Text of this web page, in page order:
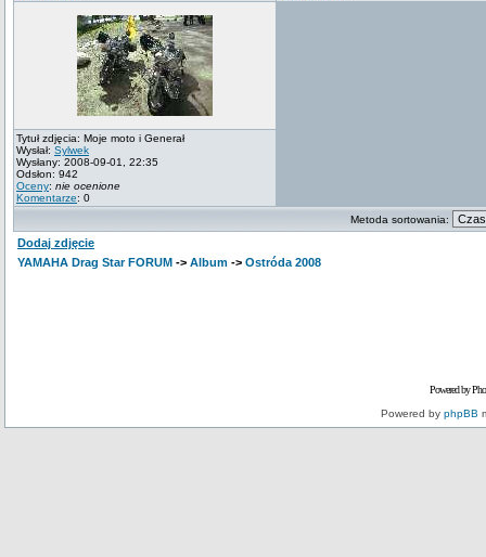
Tytuł zdjęcia: Moje moto i Generał
Wysłał: Sylwek
Wysłany: 2008-09-01, 22:35
Odsłon: 942
Oceny: nie ocenione
Komentarze: 0
Metoda sortowania:
Dodaj zdjęcie
YAMAHA Drag Star FORUM -> Album -> Ostróda 2008
Powered by
Powered by phpBB